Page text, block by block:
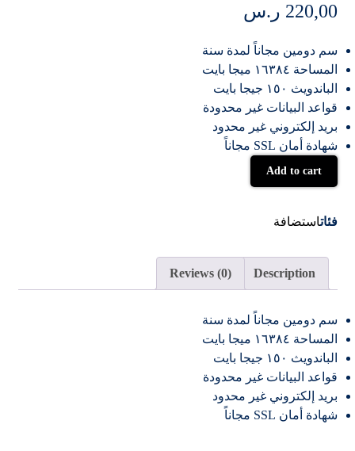
220,00 ر.س
سم دومين مجاناً لمدة سنة
المساحة ١٦٣٨٤ ميجا بايت
الباندويث ١٥٠ جيجا بايت
قواعد البيانات غير محدودة
بريد إلكتروني غير محدود
شهادة أمان SSL مجاناً
Add to cart
فئاتاستضافة
Description
Reviews (0)
سم دومين مجاناً لمدة سنة
المساحة ١٦٣٨٤ ميجا بايت
الباندويث ١٥٠ جيجا بايت
قواعد البيانات غير محدودة
بريد إلكتروني غير محدود
شهادة أمان SSL مجاناً